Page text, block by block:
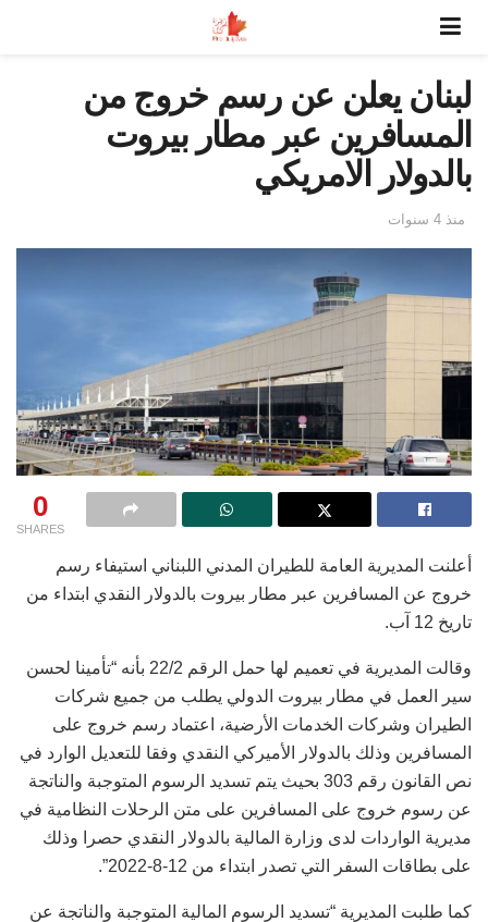
لبنان يعلن عن رسم خروج من
المسافرين عبر مطار بيروت
بالدولار الامريكي
منذ 4 سنوات
0
SHARES
أعلنت المديرية العامة للطيران المدني اللبناني استيفاء رسم
خروج عن المسافرين عبر مطار بيروت بالدولار النقدي ابتداء من
تاريخ 12 آب.
وقالت المديرية في تعميم لها حمل الرقم 22/2 بأنه “تأمينا لحسن
سير العمل في مطار بيروت الدولي يطلب من جميع شركات
الطيران وشركات الخدمات الأرضية، اعتماد رسم خروج على
المسافرين وذلك بالدولار الأميركي النقدي وفقا للتعديل الوارد في
نص القانون رقم 303 بحيث يتم تسديد الرسوم المتوجبة والناتجة
عن رسوم خروج على المسافرين على متن الرحلات النظامية في
مديرية الواردات لدى وزارة المالية بالدولار النقدي حصرا وذلك
على بطاقات السفر التي تصدر ابتداء من 12-8-2022”.
كما طلبت المديرية “تسديد الرسوم المالية المتوجبة والناتجة عن